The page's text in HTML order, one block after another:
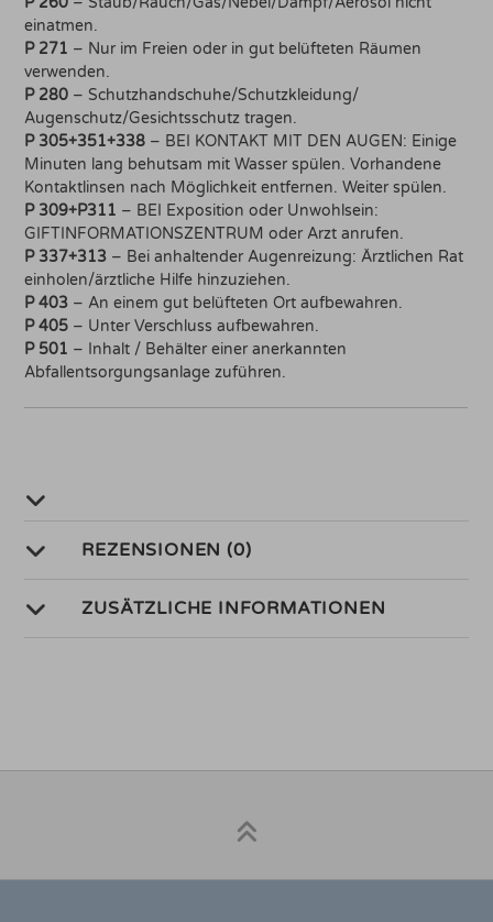
einatmen.
P 271 – Nur im Freien oder in gut belüfteten Räumen
verwenden.
P 280 – Schutzhandschuhe/Schutzkleidung/
Augenschutz/Gesichtsschutz tragen.
P 305+351+338 – BEI KONTAKT MIT DEN AUGEN: Einige
Minuten lang behutsam mit Wasser spülen. Vorhandene
Kontaktlinsen nach Möglichkeit entfernen. Weiter spülen.
P 309+P311 – BEI Exposition oder Unwohlsein:
GIFTINFORMATIONSZENTRUM oder Arzt anrufen.
P 337+313 – Bei anhaltender Augenreizung: Ärztlichen Rat
einholen/ärztliche Hilfe hinzuziehen.
P 403 – An einem gut belüfteten Ort aufbewahren.
P 405 – Unter Verschluss aufbewahren.
P 501 – Inhalt / Behälter einer anerkannten
Abfallentsorgungsanlage zuführen.
REZENSIONEN (0)
ZUSÄTZLICHE INFORMATIONEN